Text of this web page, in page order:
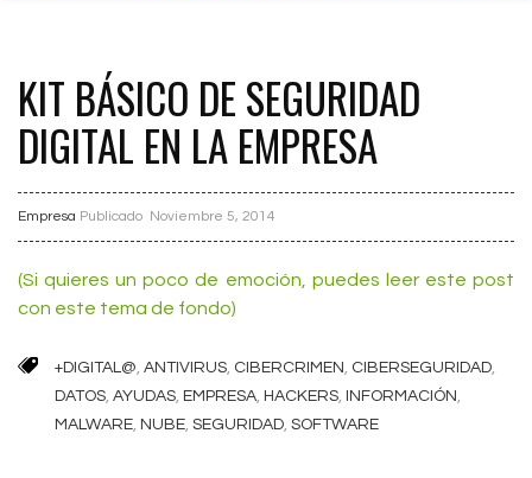
KIT BÁSICO DE SEGURIDAD
DIGITAL EN LA EMPRESA
Empresa Publicado Noviembre 5, 2014
(Si quieres un poco de emoción, puedes leer este post
con este tema de fondo)
+DIGITAL@, ANTIVIRUS, CIBERCRIMEN , CIBERSEGURIDAD,
DATOS, AYUDAS, EMPRESA, HACKERS, INFORMACIÓN ,
MALWARE, NUBE, SEGURIDAD, SOFTWARE